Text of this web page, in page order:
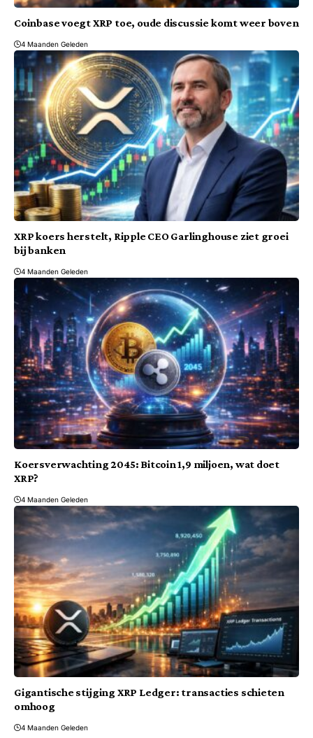
Coinbase voegt XRP toe, oude discussie komt weer boven
4 Maanden Geleden
XRP koers herstelt, Ripple CEO Garlinghouse ziet groei
bij banken
4 Maanden Geleden
Koersverwachting 2045: Bitcoin 1,9 miljoen, wat doet
XRP?
4 Maanden Geleden
Gigantische stijging XRP Ledger: transacties schieten
omhoog
4 Maanden Geleden